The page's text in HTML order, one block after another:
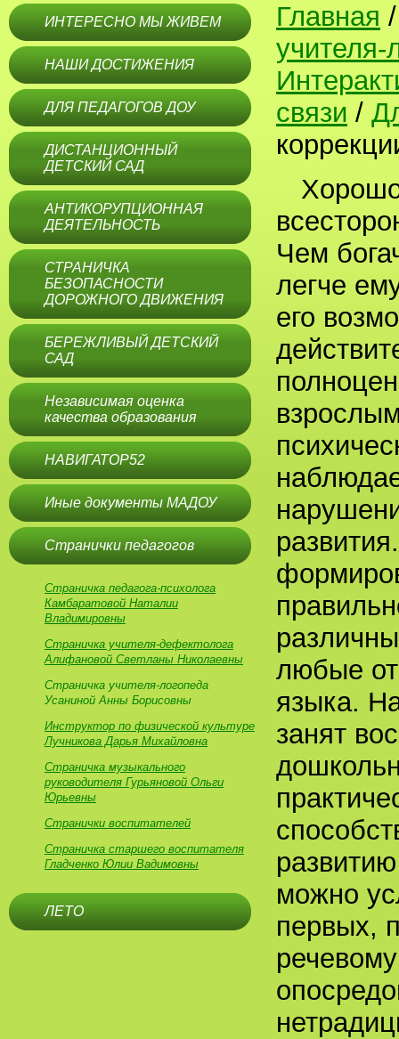
ИНТЕРЕСНО МЫ ЖИВЕМ
НАШИ ДОСТИЖЕНИЯ
ДЛЯ ПЕДАГОГОВ ДОУ
ДИСТАНЦИОННЫЙ
ДЕТСКИЙ САД
АНТИКОРУПЦИОННАЯ
ДЕЯТЕЛЬНОСТЬ
СТРАНИЧКА
БЕЗОПАСНОСТИ
ДОРОЖНОГО ДВИЖЕНИЯ
БЕРЕЖЛИВЫЙ ДЕТСКИЙ
САД
Независимая оценка
качества образования
НАВИГАТОР52
Иные документы МАДОУ
Странички педагогов
Страничка педагога-психолога
Камбаратовой Наталии
Владимировны
Страничка учителя-дефектолога
Алифановой Светланы Николаевны
Страничка учителя-логопеда
Усаниной Анны Борисовны
Инструктор по физической культуре
Лучникова Дарья Михайловна
Страничка музыкального
руководителя Гурьяновой Ольги
Юрьевны
Странички воспитателей
Страничка старшего воспитателя
Гладченко Юлии Вадимовны
ЛЕТО
Главная
связи /
Чем
легче
его
любые
языка.
занят
можно
первых,